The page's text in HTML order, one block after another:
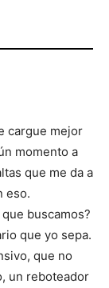
cargue mejor
momento a
que me da a
eso.
buscamos?
que yo sepa.
que no
un reboteador